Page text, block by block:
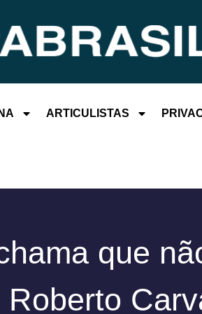
ARTICULISTAS
que